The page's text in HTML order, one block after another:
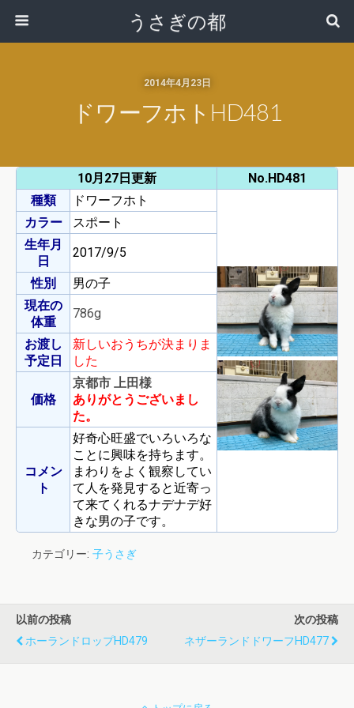
うさぎの都
2014年4月23日
ドワーフホトHD481
10月27日更新
No.HD481
種類
ドワーフホト
カラー
スポート
生年月
日
2017/9/5
性別
男の子
現在の
体重
786g
お渡し
予定日
新しいおうちが決まりま
した
価格
京都市 上田様
ありがとうございまし
た。
コメン
ト
好奇心旺盛でいろいろな
ことに興味を持ちます。
まわりをよく観察してい
て人を発見すると近寄っ
て来てくれるナデナデ好
きな男の子です。
カテゴリー: 子うさぎ
以前の投稿
ホーランドロップHD479
次の投稿
ネザーランドドワーフHD477